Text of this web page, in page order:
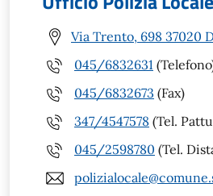
Via Trento, 698 37020
045/6832631
045/6832673 (Fax)
347/4547578 (Tel.
045/2598780 (Tel.